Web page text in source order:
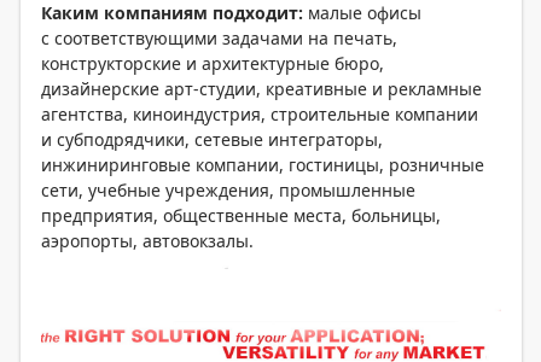
Каким компаниям подходит: малые офисы
с соответствующими задачами на печать,
конструкторские и архитектурные бюро,
дизайнерские арт-студии, креативные и рекламные
агентства, киноиндустрия, строительные компании
и субподрядчики, сетевые интеграторы,
инжиниринговые компании, гостиницы, розничные
сети, учебные учреждения, промышленные
предприятия, общественные места, больницы,
аэропорты, автовокзалы.